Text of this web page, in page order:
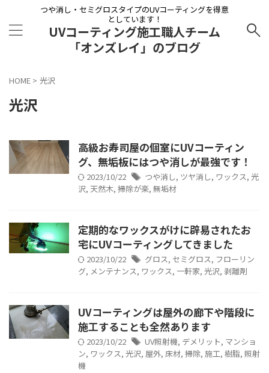
つや消し・セミグロスタイプのUVコーティングを得意
としています！
UVコーティング施工職人チーム
「オンズレイ」のブログ
HOME > 光沢
光沢
高級お寿司屋の個室にUVコーティン
グ、無垢板にはつや消しが最強です！
2023/10/22 つや消し, ツヤ消し, ワックス, 光
沢, 天然木, 掃除が楽, 無垢材
定期的なワックスがけに辟易されたお
宅にUVコーティングしてきました
2023/10/22 グロス, セミグロス, フローリン
グ, メンテナンス, ワックス, 一軒家, 光沢, 剥離剤
UVコーティングは屋外の廊下や階段に
施工することも全然あります
2023/10/22 UV照射機, デメリット, マンショ
ン, ワックス, 光沢, 屋外, 床材, 掃除, 施工, 樹脂, 照射
機